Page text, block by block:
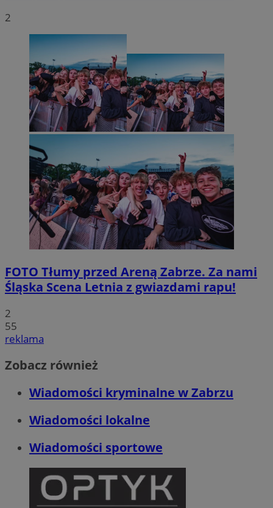
2
FOTO Tłumy przed Areną Zabrze. Za nami
Śląska Scena Letnia z gwiazdami rapu!
2
55
reklama
Zobacz również
Wiadomości kryminalne w Zabrzu
Wiadomości lokalne
Wiadomości sportowe